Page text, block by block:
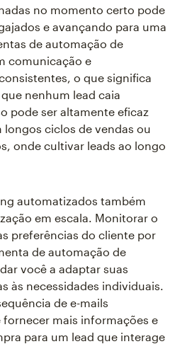
no momento certo pode
e avançando para uma
de automação de
comunicação e
o que significa
nenhum lead caia
pode ser altamente eficaz
longos ciclos de vendas ou
onde cultivar leads ao longo
automatizados também
em escala. Monitorar o
preferências do cliente por
de automação de
você a adaptar suas
às necessidades individuais.
de e-mails
mais informações e
para um lead que interage